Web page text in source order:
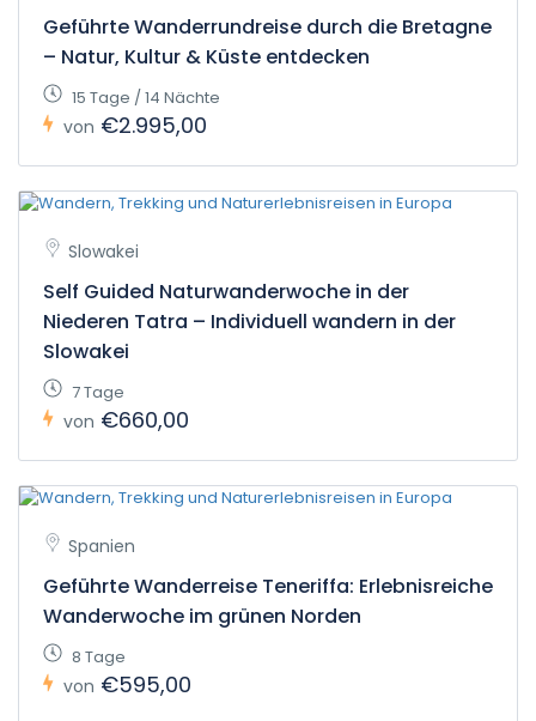
Geführte Wanderrundreise durch die Bretagne
– Natur, Kultur & Küste entdecken
15 Tage / 14 Nächte
von €2.995,00
Slowakei
Self Guided Naturwanderwoche in der
Niederen Tatra – Individuell wandern in der
Slowakei
7 Tage
von €660,00
Spanien
Geführte Wanderreise Teneriffa: Erlebnisreiche
Wanderwoche im grünen Norden
8 Tage
von €595,00